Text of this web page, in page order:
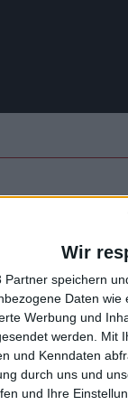
Wir
Partner speichern
Daten
Werbung und
werden. Mit
und Kenndaten
durch uns und
und Ihre
mit
um
- das